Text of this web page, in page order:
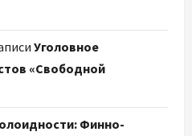
Уголовное
«Свободной
Финно-